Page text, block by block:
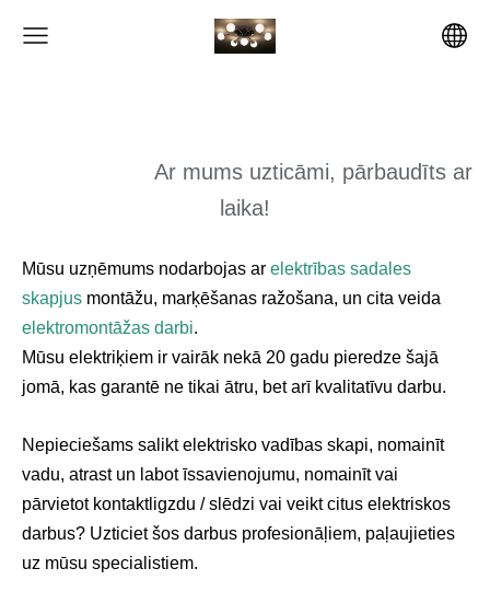
Ar mums uzticāmi, pārbaudīts ar
laika!
Mūsu uzņēmums nodarbojas ar elektrības sadales
skapjus montāžu, marķēšanas ražošana, un cita veida
elektromontāžas darbi.
Mūsu elektriķiem ir vairāk nekā 20 gadu pieredze šajā
jomā, kas garantē ne tikai ātru, bet arī kvalitatīvu darbu.
Nepieciešams salikt elektrisko vadības skapi, nomainīt
vadu, atrast un labot īssavienojumu, nomainīt vai
pārvietot kontaktligzdu / slēdzi vai veikt citus elektriskos
darbus? Uzticiet šos darbus profesionāļiem, paļaujieties
uz mūsu specialistiem.